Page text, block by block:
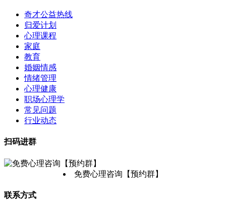
奇才公益热线
归爱计划
心理课程
家庭
教育
婚姻情感
情绪管理
心理健康
职场心理学
常见问题
行业动态
扫码进群
免费心理咨询【预约群】
联系方式